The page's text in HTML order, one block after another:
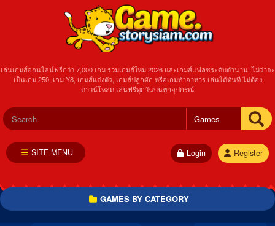
เล่นเกมส์ออนไลน์ฟรีกว่า 7,000 เกม รวมเกมส์ใหม่ 2026 และเกมส์แฟลชระดับตำนาน! ไม่ว่าจะ
เป็นเกม 250, เกม Y8, เกมส์แต่งตัว, เกมส์ปลูกผัก หรือเกมทำอาหาร เล่นได้ทันที ไม่ต้อง
ดาวน์โหลด เล่นฟรีทุกวันบนทุกอุปกรณ์
Register
Login
SITE MENU
GAMES BY CATEGORY